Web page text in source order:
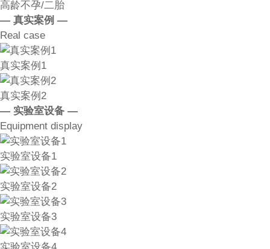
高龄不孕/二胎
— 真实案例 —
Real case
真实案例1
真实案例2
— 实验室设备 —
Equipment display
实验室设备1
实验室设备2
实验室设备3